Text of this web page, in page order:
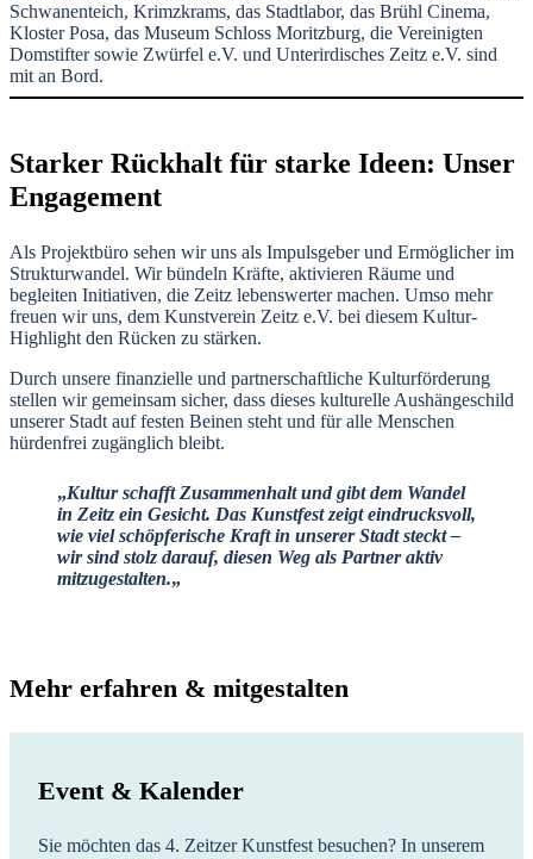
Schwanenteich, Krimzkrams, das Stadtlabor, das Brühl Cinema,
Kloster Posa, das Museum Schloss Moritzburg, die Vereinigten
Domstifter sowie Zwürfel e.V. und Unterirdisches Zeitz e.V. sind
mit an Bord.
Starker Rückhalt für starke Ideen: Unser
Engagement
Als Projektbüro sehen wir uns als Impulsgeber und Ermöglicher im
Strukturwandel. Wir bündeln Kräfte, aktivieren Räume und
begleiten Initiativen, die Zeitz lebenswerter machen. Umso mehr
freuen wir uns, dem Kunstverein Zeitz e.V. bei diesem Kultur-
Highlight den Rücken zu stärken.
Durch unsere finanzielle und partnerschaftliche Kulturförderung
stellen wir gemeinsam sicher, dass dieses kulturelle Aushängeschild
unserer Stadt auf festen Beinen steht und für alle Menschen
hürdenfrei zugänglich bleibt.
„Kultur schafft Zusammenhalt und gibt dem Wandel
in Zeitz ein Gesicht. Das Kunstfest zeigt eindrucksvoll,
wie viel schöpferische Kraft in unserer Stadt steckt –
wir sind stolz darauf, diesen Weg als Partner aktiv
mitzugestalten.„
Mehr erfahren & mitgestalten
Event & Kalender
Sie möchten das 4. Zeitzer Kunstfest besuchen? In unserem